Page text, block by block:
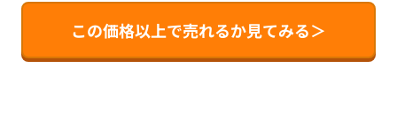
この価格以上で売れるか見てみる＞